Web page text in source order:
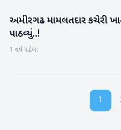
બનાસકાંઠા
અમીરગઢ મામલતદાર કચેરી
પાઠવ્યું..!
1 વર્ષ પહેલા
1